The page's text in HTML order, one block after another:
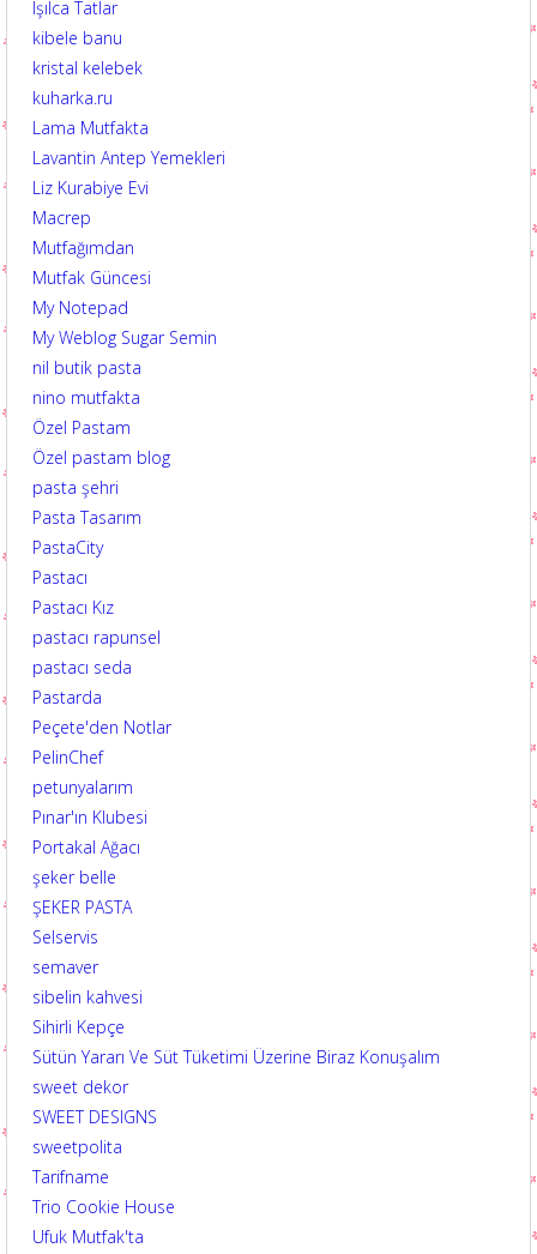
Işılca Tatlar
kibele banu
kristal kelebek
kuharka.ru
Lama Mutfakta
Lavantin Antep Yemekleri
Liz Kurabiye Evi
Macrep
Mutfağımdan
Mutfak Güncesi
My Notepad
My Weblog Sugar Semin
nil butik pasta
nino mutfakta
Özel Pastam
Özel pastam blog
pasta şehri
Pasta Tasarım
PastaCity
Pastacı
Pastacı Kız
pastacı rapunsel
pastacı seda
Pastarda
Peçete'den Notlar
PelinChef
petunyalarım
Pınar'ın Klubesi
Portakal Ağacı
şeker belle
ŞEKER PASTA
Selservis
semaver
sibelin kahvesi
Sihirli Kepçe
Sütün Yararı Ve Süt Tüketimi Üzerine Biraz Konuşalım
sweet dekor
SWEET DESIGNS
sweetpolita
Tarifname
Trio Cookie House
Ufuk Mutfak'ta